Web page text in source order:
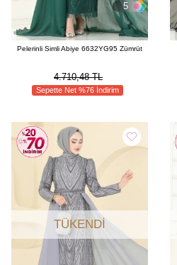
5
Pelerinli Simli Abiye 6632YG95 Zümrüt
4.710,48 TL
Sepette Net %76 İndirim
TÜKENDI